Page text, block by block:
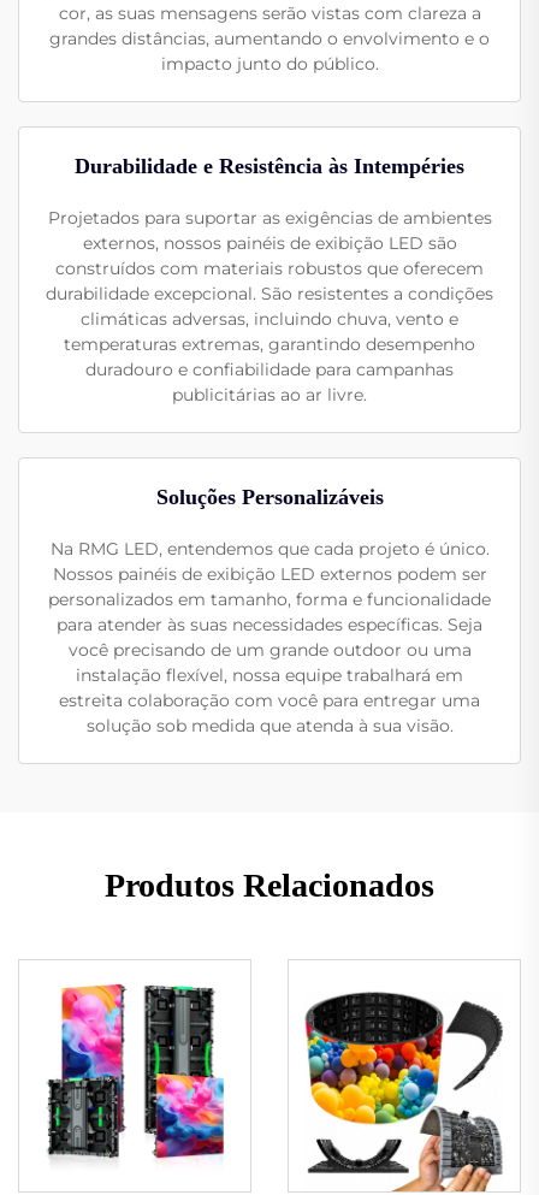
cor, as suas mensagens serão vistas com clareza a
grandes distâncias, aumentando o envolvimento e o
impacto junto do público.
Durabilidade e Resistência às Intempéries
Projetados para suportar as exigências de ambientes
externos, nossos painéis de exibição LED são
construídos com materiais robustos que oferecem
durabilidade excepcional. São resistentes a condições
climáticas adversas, incluindo chuva, vento e
temperaturas extremas, garantindo desempenho
duradouro e confiabilidade para campanhas
publicitárias ao ar livre.
Soluções Personalizáveis
Na RMG LED, entendemos que cada projeto é único.
Nossos painéis de exibição LED externos podem ser
personalizados em tamanho, forma e funcionalidade
para atender às suas necessidades específicas. Seja
você precisando de um grande outdoor ou uma
instalação flexível, nossa equipe trabalhará em
estreita colaboração com você para entregar uma
solução sob medida que atenda à sua visão.
Produtos Relacionados